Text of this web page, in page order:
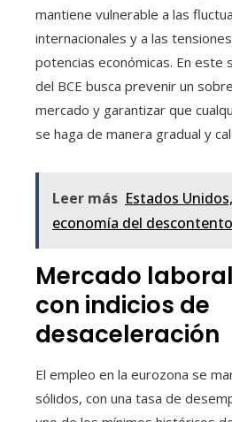
mantiene vulnerable a las
internacionales y a las
potencias económicas. En este
del BCE busca prevenir un
mercado y garantizar que
se haga de manera gradual y
Leer más Estados
economía del descontento
Mercado
con indicios de
desaceleración
El empleo en la eurozona se
sólidos, con una tasa de